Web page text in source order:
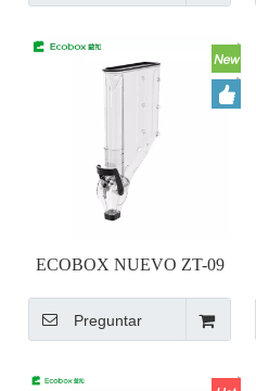
ECOBOX NUEVO ZT-09
Bin de gravedad
Preguntar